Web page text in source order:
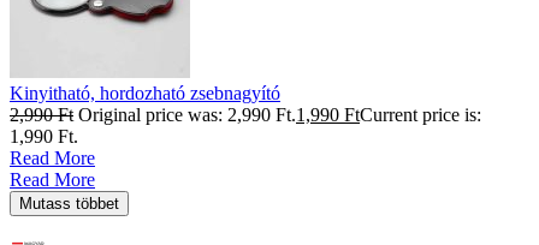
Kinyitható, hordozható zsebnagyító
2,990Ft Original price was: 2,990 Ft.1,990 FtCurrent price is:
1,990 Ft.
Read More
Read More
Mutass többet